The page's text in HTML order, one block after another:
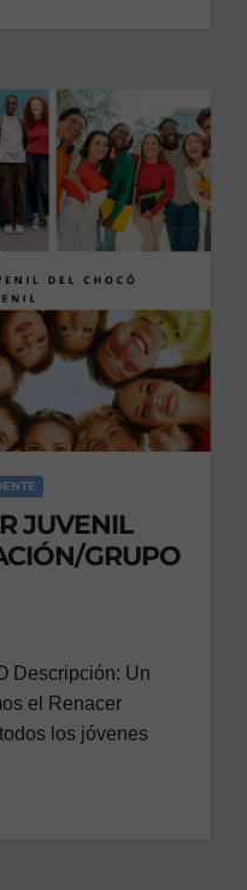
JUVENIL
GRUPO
Descripción: Un
el Renacer
los jóvenes